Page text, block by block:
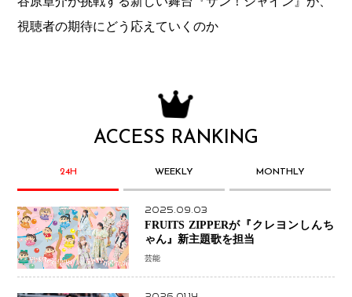
視聴者の期待にどう応えていくのか
ACCESS RANKING
24H WEEKLY MONTHLY
2025.09.03
FRUITS ZIPPERが『クレヨンしんち
ゃん』新主題歌を担当
芸能